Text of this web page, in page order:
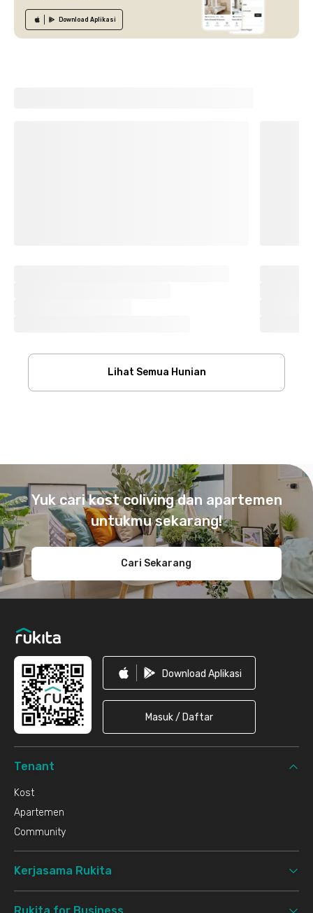
Download Aplikasi
Lihat Semua Hunian
Yuk cari kost coliving dan apartemen
untukmu sekarang!
Cari Sekarang
Download Aplikasi
Masuk / Daftar
Tenant
Kost
Apartemen
Community
Kerjasama Rukita